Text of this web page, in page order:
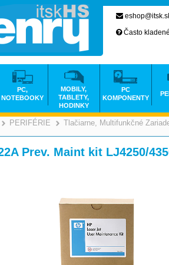
>
PERIFÉRIE >
Tlačiarne, Multifunkčné
Prev. Maint kit LJ4250/
Často
PC,
NOTEBOOKY
MOBILY,
TABLETY,
HODINKY
PC
KOMPONENTY